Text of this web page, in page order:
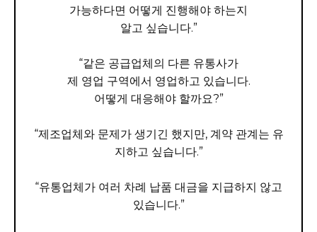
가능하다면 어떻게 진행해야 하는지
알고 싶습니다.”
“같은 공급업체의 다른 유통사가
제 영업 구역에서 영업하고 있습니다.
어떻게 대응해야 할까요?”
“제조업체와 문제가 생기긴 했지만, 계약 관계는 유
지하고 싶습니다.”
“유통업체가 여러 차례 납품 대금을 지급하지 않고
있습니다.”